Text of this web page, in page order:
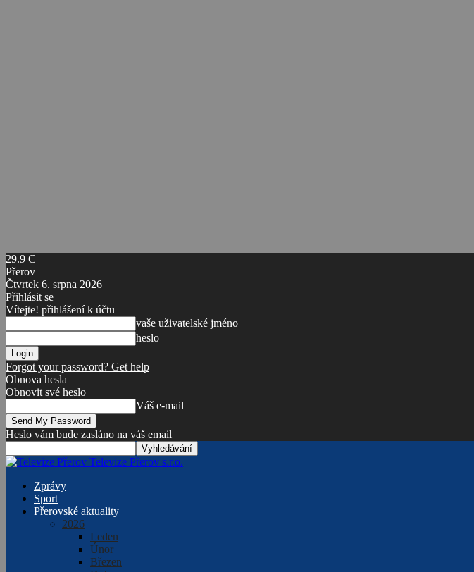
29.9 C
Přerov
Čtvrtek 6. srpna 2026
Přihlásit se
Vítejte! přihlášení k účtu
vaše uživatelské jméno
heslo
Forgot your password? Get help
Obnova hesla
Obnovit své heslo
Váš e-mail
Heslo vám bude zasláno na váš email
Televize Přerov s.r.o.
Zprávy
Sport
Přerovské aktuality
2026
Leden
Únor
Březen